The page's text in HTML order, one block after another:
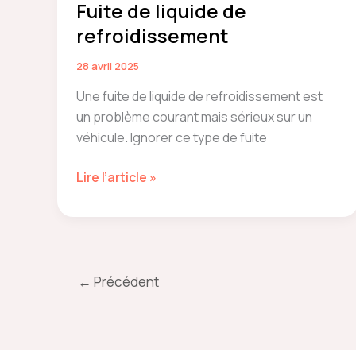
Fuite de liquide de
refroidissement
28 avril 2025
Une fuite de liquide de refroidissement est
un problème courant mais sérieux sur un
véhicule. Ignorer ce type de fuite
Fuite
Lire l’article »
← Précédent